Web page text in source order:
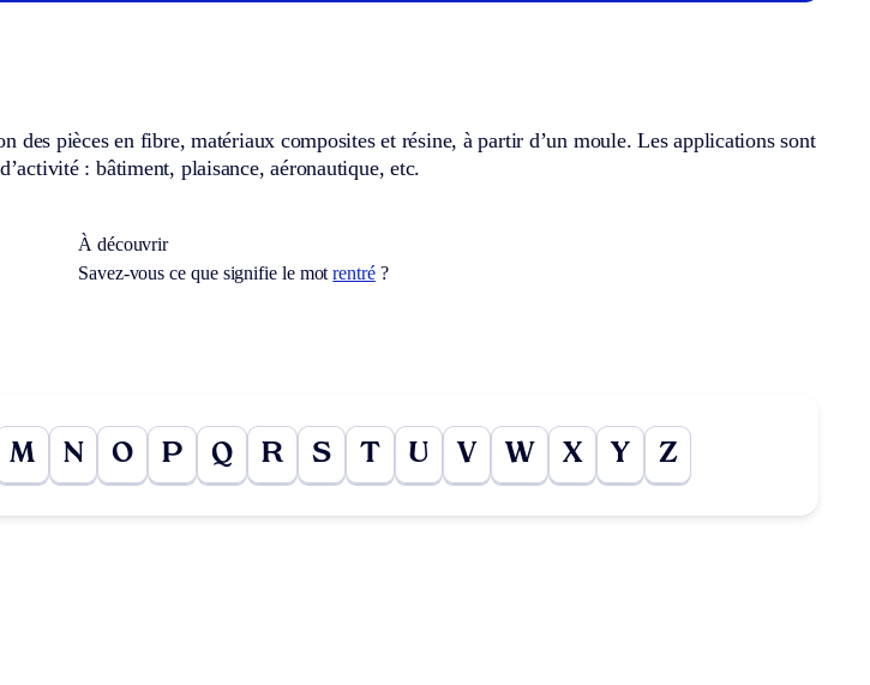
des pièces en fibre, matériaux composites et résine, à partir d’un moule. Les applications sont
: bâtiment, plaisance, aéronautique, etc.
À découvrir
Savez-vous ce que signifie le motrentré?
M N O P Q R S T U V W X Y Z